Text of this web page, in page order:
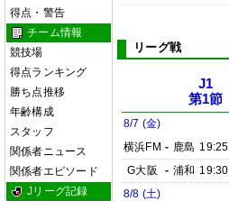
得点・警告
チーム情報
競技場
得点ランキング
勝ち点推移
年齢構成
スタッフ
関係者ニュース
関係者エピソード
Jリーグ記録
リーグ戦
J1
第1節
8/7 (金)
横浜FM - 鹿島 19:25
G大阪
- 浦和 19:30
8/8 (土)